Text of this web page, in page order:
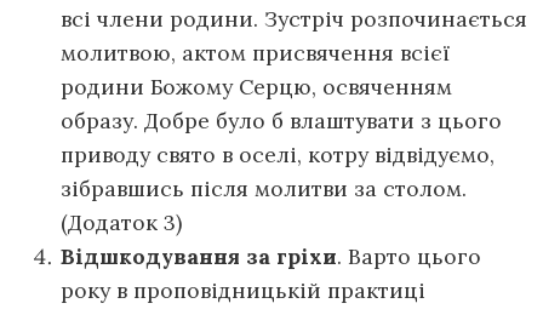
всі члени родини. Зустріч розпочинається
молитвою, актом присвячення всієї
родини Божому Серцю, освяченням
образу. Добре було б влаштувати з цього
приводу свято в оселі, котру відвідуємо,
зібравшись після молитви за столом.
(Додаток 3)
Відшкодування за гріхи. Варто цього
року в проповідницькій практиці